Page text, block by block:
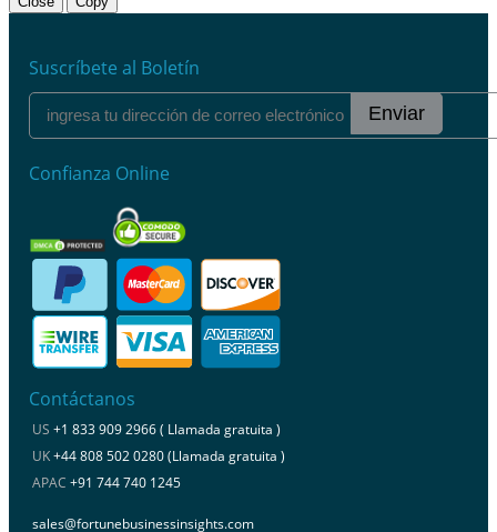
Suscríbete al Boletín
Enviar
Confianza Online
Contáctanos
US +1 833 909 2966 ( Llamada gratuita )
UK+44 808 502 0280 (Llamada gratuita )
APAC +91 744 740 1245
sales@fortunebusinessinsights.com